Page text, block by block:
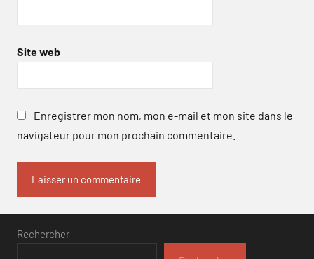
Site web
Enregistrer mon nom, mon e-mail et mon site dans le
navigateur pour mon prochain commentaire.
Rechercher